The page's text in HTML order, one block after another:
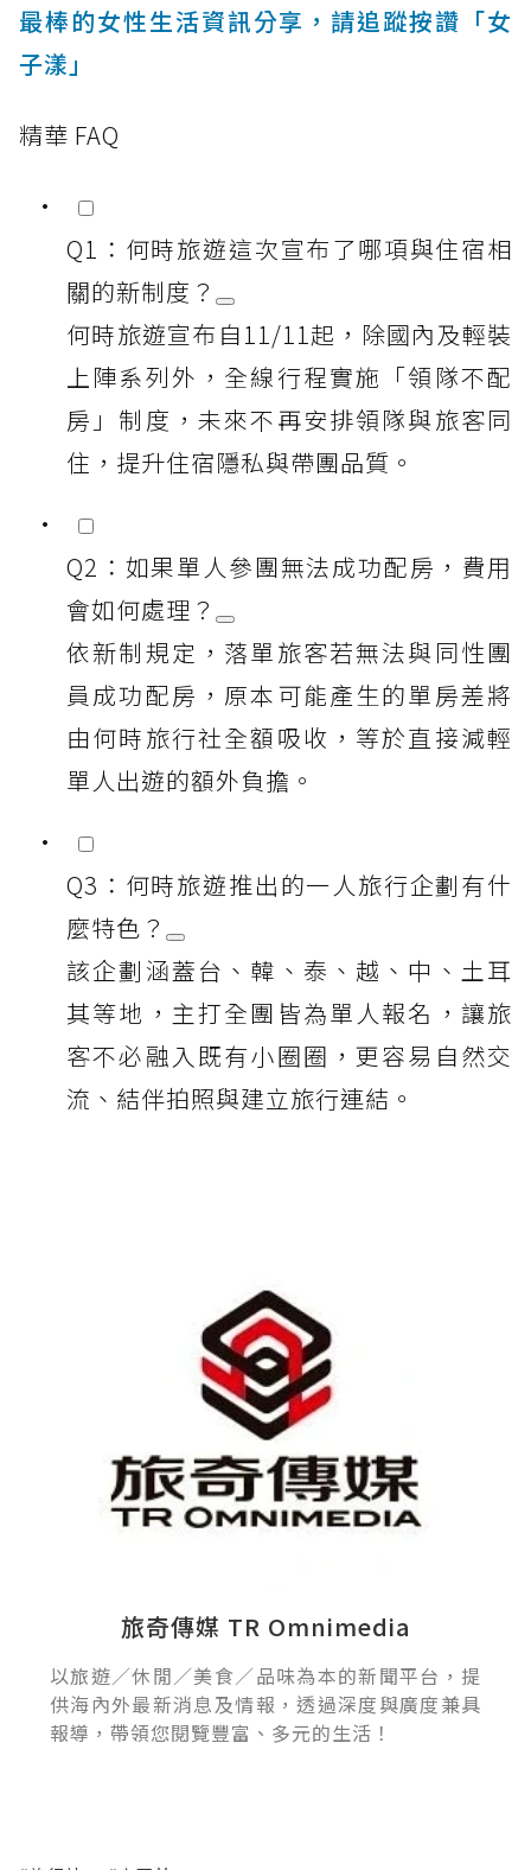
最棒的女性生活資訊分享，請追蹤按讚「女
子漾」
精華 FAQ
Q1：何時旅遊這次宣布了哪項與住宿相
關的新制度？
何時旅遊宣布自11/11起，除國內及輕裝
上陣系列外，全線行程實施「領隊不配
房」制度，未來不再安排領隊與旅客同
住，提升住宿隱私與帶團品質。
Q2：如果單人參團無法成功配房，費用
會如何處理？
依新制規定，落單旅客若無法與同性團
員成功配房，原本可能產生的單房差將
由何時旅行社全額吸收，等於直接減輕
單人出遊的額外負擔。
Q3：何時旅遊推出的一人旅行企劃有什
麼特色？
該企劃涵蓋台、韓、泰、越、中、土耳
其等地，主打全團皆為單人報名，讓旅
客不必融入既有小圈圈，更容易自然交
流、結伴拍照與建立旅行連結。
旅奇傳媒 TR Omnimedia
以旅遊／休閒／美食／品味為本的新聞平台，提
供海內外最新消息及情報，透過深度與廣度兼具
報導，帶領您閱覽豐富、多元的生活！